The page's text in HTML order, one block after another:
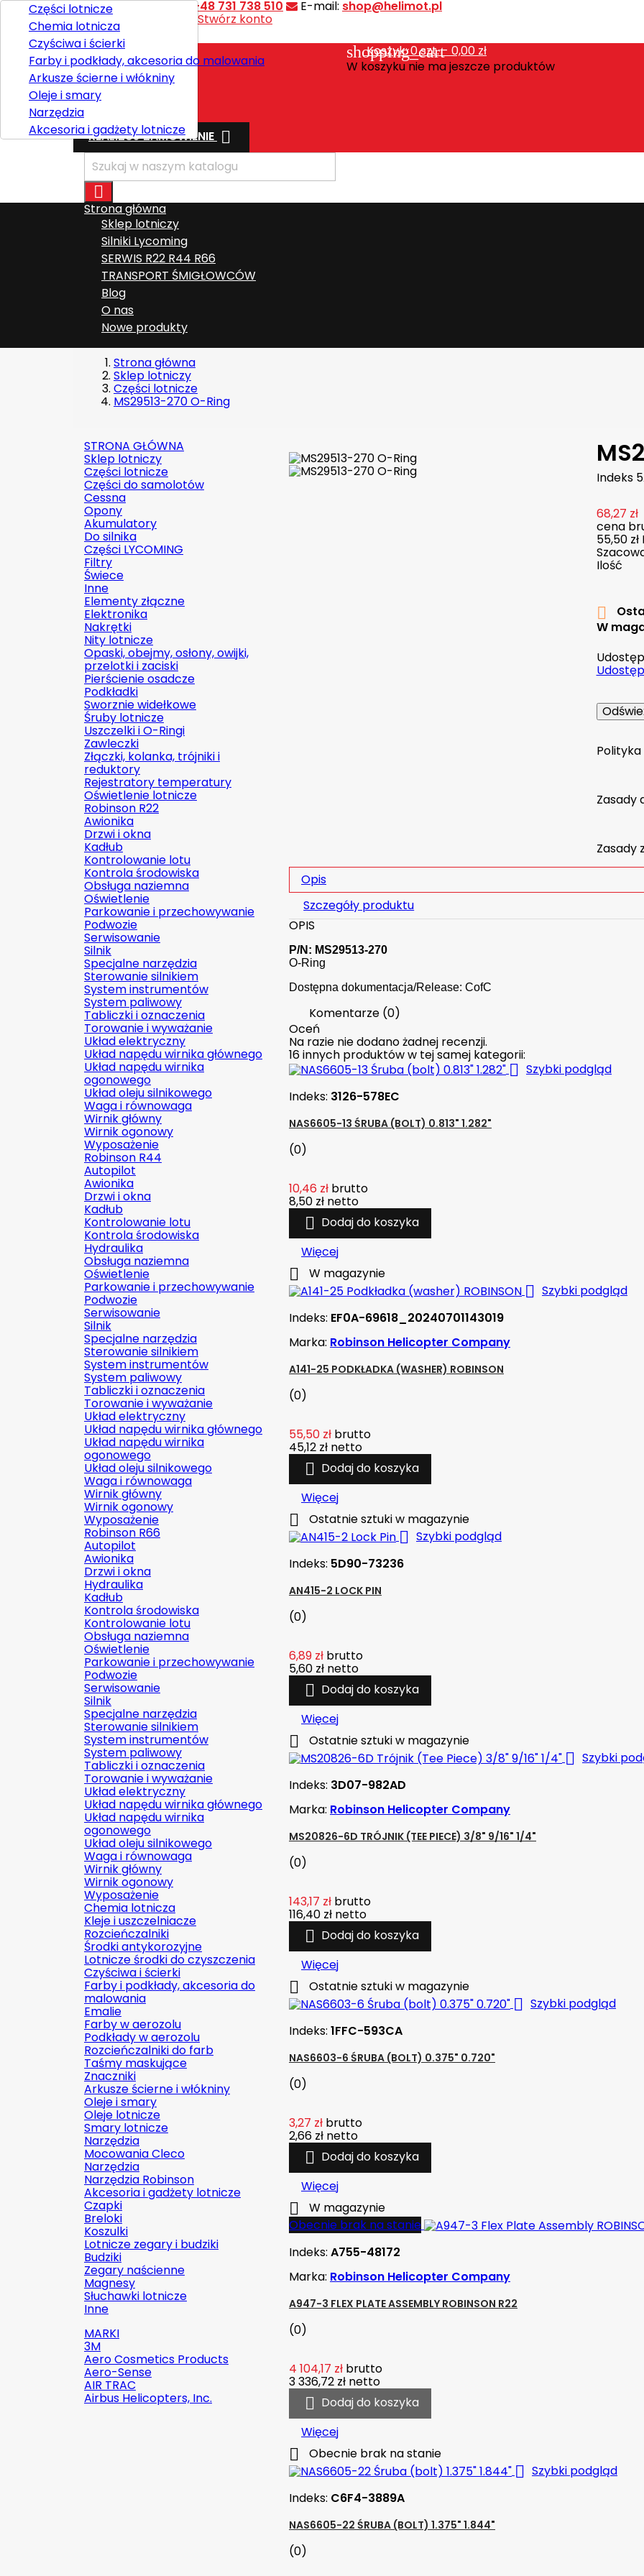
Kontakt Telefon:+48 731 738 510 E-mail: shop@helimot.pl
Witaj,
Stwórz konto
Polski
shopping_cart
Koszyk:0szt. - 0,00 zł
W koszyku nie ma jeszcze produktów
Wysyłka
Razem
REALIZUJ ZAMÓWIENIE 

Strona główna
Sklep lotniczy
Części lotnicze
Chemia lotnicza
Czyściwa i ścierki
Farby i podkłady, akcesoria do malowania
Arkusze ścierne i włókniny
Oleje i smary
Narzędzia
Akcesoria i gadżety lotnicze
Silniki Lycoming
SERWIS R22 R44 R66
TRANSPORT ŚMIGŁOWCÓW
Blog
O nas
Nowe produkty
Strona główna
Sklep lotniczy
Części lotnicze
MS29513-270 O-Ring
STRONA GŁÓWNA
Sklep lotniczy
Części lotnicze
Części do samolotów
Cessna
Opony
Akumulatory
Do silnika
Części LYCOMING
Filtry
Świece
Inne
Elementy złączne
Elektronika
Nakrętki
Nity lotnicze
Opaski, obejmy, osłony, owijki,
przelotki i zaciski
Pierścienie osadcze
Podkładki
Sworznie widełkowe
Śruby lotnicze
Uszczelki i O-Ringi
Zawleczki
Złączki, kolanka, trójniki i
reduktory
Rejestratory temperatury
Oświetlenie lotnicze
Robinson R22
Awionika
Drzwi i okna
Kadłub
Kontrolowanie lotu
Kontrola środowiska
Obsługa naziemna
Oświetlenie
Parkowanie i przechowywanie
Podwozie
Serwisowanie
Silnik
Specjalne narzędzia
Sterowanie silnikiem
System instrumentów
System paliwowy
Tabliczki i oznaczenia
Torowanie i wyważanie
Układ elektryczny
Układ napędu wirnika głównego
Układ napędu wirnika
ogonowego
Układ oleju silnikowego
Waga i równowaga
Wirnik główny
Wirnik ogonowy
Wyposażenie
Robinson R44
Autopilot
Awionika
Drzwi i okna
Kadłub
Kontrolowanie lotu
Kontrola środowiska
Hydraulika
Obsługa naziemna
Oświetlenie
Parkowanie i przechowywanie
Podwozie
Serwisowanie
Silnik
Specjalne narzędzia
Sterowanie silnikiem
System instrumentów
System paliwowy
Tabliczki i oznaczenia
Torowanie i wyważanie
Układ elektryczny
Układ napędu wirnika głównego
Układ napędu wirnika
ogonowego
Układ oleju silnikowego
Waga i równowaga
Wirnik główny
Wirnik ogonowy
Wyposażenie
Robinson R66
Autopilot
Awionika
Drzwi i okna
Hydraulika
Kadłub
Kontrola środowiska
Kontrolowanie lotu
Obsługa naziemna
Oświetlenie
Parkowanie i przechowywanie
Podwozie
Serwisowanie
Silnik
Specjalne narzędzia
Sterowanie silnikiem
System instrumentów
System paliwowy
Tabliczki i oznaczenia
Torowanie i wyważanie
Układ elektryczny
Układ napędu wirnika głównego
Układ napędu wirnika
ogonowego
Układ oleju silnikowego
Waga i równowaga
Wirnik główny
Wirnik ogonowy
Wyposażenie
Chemia lotnicza
Kleje i uszczelniacze
Rozcieńczalniki
Środki antykorozyjne
Lotnicze środki do czyszczenia
Czyściwa i ścierki
Farby i podkłady, akcesoria do
malowania
Emalie
Farby w aerozolu
Podkłady w aerozolu
Rozcieńczalniki do farb
Taśmy maskujące
Znaczniki
Arkusze ścierne i włókniny
Oleje i smary
Oleje lotnicze
Smary lotnicze
Narzędzia
Mocowania Cleco
Narzędzia
Narzędzia Robinson
Akcesoria i gadżety lotnicze
Czapki
Breloki
Koszulki
Lotnicze zegary i budziki
Budziki
Zegary naścienne
Magnesy
Słuchawki lotnicze
Inne
MARKI
3M
Aero Cosmetics Products
Aero-Sense
AIR TRAC
Airbus Helicopters, Inc.
Indeks
68,27 zł
cena
55,50 zł
Ilość

W
Zasady
Zasady
Opis
Szczegóły produktu
OPIS
P/N: MS29513-270
O-Ring
Dostępna dokumentacja/Release: CofC
Komentarze (0)
Oceń
Na razie nie dodano żadnej recenzji.
16 innych produktów w tej samej kategorii:
 Szybki podgląd
Indeks: 3126-578EC
NAS6605-13 ŚRUBA (BOLT) 0.813" 1.282"
(0)
10,46 zł brutto
8,50 zł netto
 Dodaj do koszyka
Więcej
 W magazynie
 Szybki podgląd
Indeks: EF0A-69618_20240701143019
Marka: Robinson Helicopter Company
A141-25 PODKŁADKA (WASHER) ROBINSON
(0)
55,50 zł brutto
45,12 zł netto
 Dodaj do koszyka
Więcej
 Ostatnie sztuki w magazynie
 Szybki podgląd
Indeks: 5D90-73236
AN415-2 LOCK PIN
(0)
6,89 zł brutto
5,60 zł netto
 Dodaj do koszyka
Więcej
 Ostatnie sztuki w magazynie
 Szybki
Indeks: 3D07-982AD
Marka: Robinson Helicopter Company
MS20826-6D TRÓJNIK (TEE PIECE) 3/8" 9/16" 1/4"
(0)
143,17 zł brutto
116,40 zł netto
 Dodaj do koszyka
Więcej
 Ostatnie sztuki w magazynie
 Szybki podgląd
Indeks: 1FFC-593CA
NAS6603-6 ŚRUBA (BOLT) 0.375" 0.720"
(0)
3,27 zł brutto
2,66 zł netto
 Dodaj do koszyka
Więcej

W magazynie
Obecnie brak na stanie
Indeks: A755-48172
Marka: Robinson Helicopter Company
A947-3 FLEX PLATE ASSEMBLY ROBINSON R22
(0)
4 104,17 zł brutto
3 336,72 zł netto
 Dodaj do koszyka
Więcej
 Obecnie brak na stanie
 Szybki podgląd
Indeks: C6F4-3889A
NAS6605-22 ŚRUBA (BOLT) 1.375" 1.844"
(0)